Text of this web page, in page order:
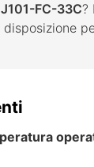
FC-33C?
disposizione